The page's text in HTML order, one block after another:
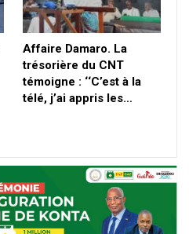
Affaire Damaro. La
trésorière du CNT
témoigne : ‘‘C’est à la
télé, j’ai appris les…